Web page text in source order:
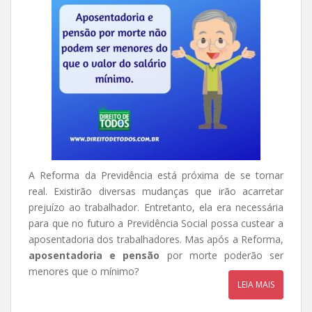
A Reforma da Previdência está próxima de se tornar
real. Existirão diversas mudanças que irão acarretar
prejuízo ao trabalhador. Entretanto, ela era necessária
para que no futuro a Previdência Social possa custear a
aposentadoria dos trabalhadores. Mas após a Reforma,
aposentadoria e pensão por morte poderão ser
menores que o mínimo?
LEIA MAIS